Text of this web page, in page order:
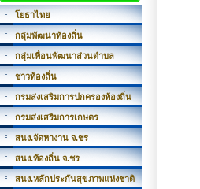
โยธาไทย
กลุ่มพัฒนาท้องถิ่น
กลุ่มเพื่อนพัฒนาส่วนตำบล
ชาวท้องถิ่น
กรมส่งเสริมการปกครองท้องถิ่น
กรมส่งเสริมการเกษตร
สนง.จัดหางาน จ.ชร
สนง.ท้องถิ่น จ.ชร
สนง.หลักประกันสุขภาพแห่งชาติ